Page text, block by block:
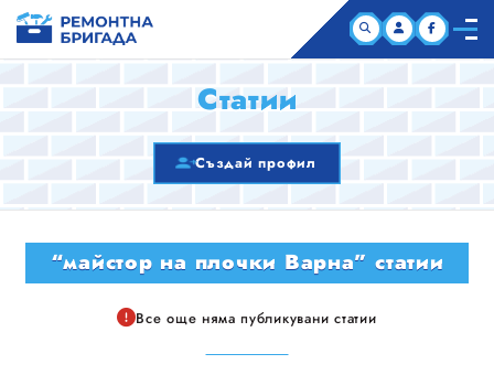
НАЧАЛО
КОМПАНИИ
ЗА НАС
Статии
Създай профил
“майстор на плочки Варна” статии
Все още няма публикувани статии